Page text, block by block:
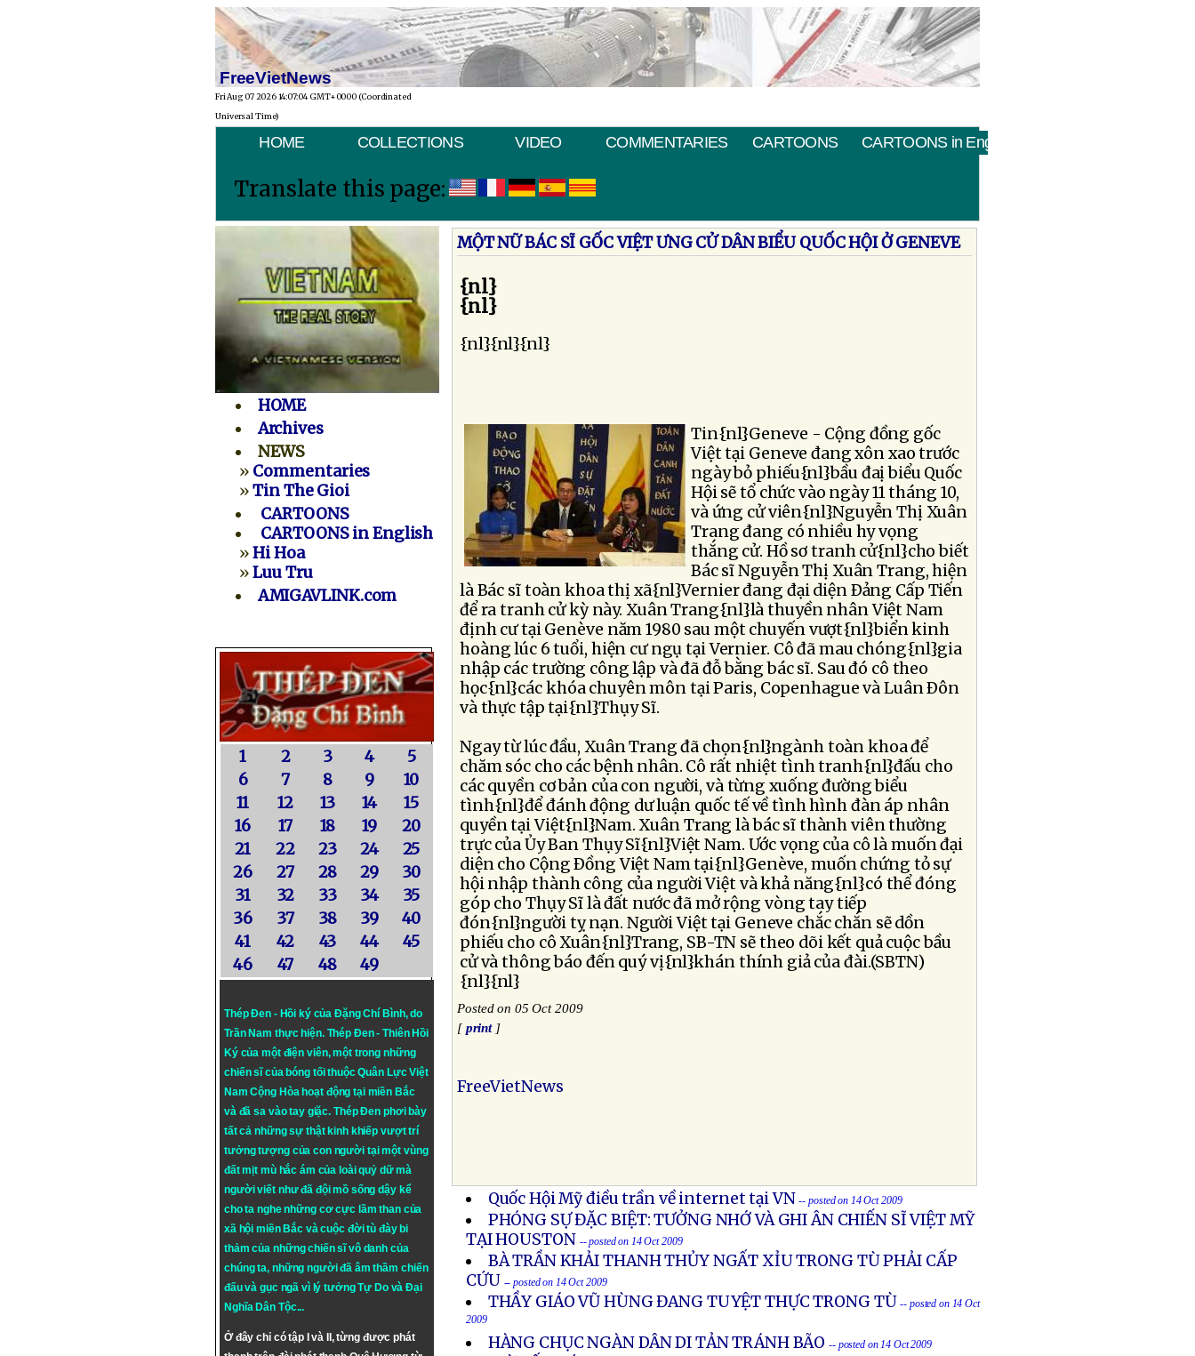
FreeVietNews
Fri Aug 07 2026 14:07:04 GMT+0000 (Coordinated
Universal Time)
HOME COLLECTIONS VIDEO COMMENTARIES CARTOONS CARTOONS in English
Translate this page:
HOME
Archives
NEWS
» Commentaries
»Tin The Gioi
CARTOONS
CARTOONS in English
»Hi Hoa
»Luu Tru
AMIGAVLINK.com
1 2 3 4
5
6
7 8 9
10
11
12 13 14
15
16
17 18 19
20
21
22 23 24
25
26
27 28 29
30
31
32 33 34
35
36
37 38 39
40
41
42 43 44
45
46
47 48 49
Thép Đen - Hồi ký của Đặng Chí Bình, do
Trần Nam thực hiện. Thép Đen- Thiên Hồi
Ký của một điện viên, một trong những
chiến sĩ của bóng tối thuộc Quân Lực Việt
Nam Cộng Hòa hoạt động tại miền Bắc
và đã sa vào tay giặc. Thép Đen phơi bày
tất cả những sự thật kinh khiếp vượt trí
tưởng tượng của con người tại một vùng
đất mịt mù hắc ám của loài quỷ dữ mà
người viết như đã đội mồ sống dậy kể
cho ta nghe những cơ cực lầm than của
xã hội miền Bắc và cuộc đời tù đày bi
thảm của những chiến sĩ vô danh của
chúng ta, những người đã âm thầm chiến
đấu và gục ngã vì lý tưởngTự DovàĐại
Nghĩa Dân Tộc...
Ở đây chỉ có tập I và II, từng được phát
MỘT NỮ BÁC SĨ GỐC VIỆT ƯNG CỬ DÂN BIỂU QUỐC HỘI Ở GENEVE
{nl}
{nl}
{nl}{nl}{nl}
Tin{nl}Geneve - Cộng đồng gốc
Việt tại Geneve đang xôn xao trước
ngày bỏ phiếu{nl}bầu đaị biểu Quốc
Hội sẽ tổ chức vào ngày 11 tháng 10,
và ứng cử viên{nl}Nguyễn Thị Xuân
Trang đang có nhiều hy vọng
thắng cử. Hồ sơ tranh cử{nl}cho biết
Bác sĩ Nguyễn Thị Xuân Trang, hiện
là Bác sĩ toàn khoa thị xã{nl}Vernier đang đại diện Ðảng Cấp Tiến
để ra tranh cử kỳ này. Xuân Trang{nl}là thuyền nhân Việt Nam
định cư tại Genève năm 1980 sau một chuyến vượt{nl}biển kinh
hoàng lúc 6 tuổi, hiện cư ngụ tại Vernier. Cô đã mau chóng{nl}gia
nhập các trường công lập và đã đỗ bằng bác sĩ. Sau đó cô theo
học{nl}các khóa chuyên môn tại Paris, Copenhague và Luân Ðôn
và thực tập tại{nl}Thụy Sĩ.
Ngay từ lúc đầu, Xuân Trang đã chọn{nl}ngành toàn khoa để
chăm sóc cho các bệnh nhân. Cô rất nhiệt tình tranh{nl}đấu cho
các quyền cơ bản của con người, và từng xuống đường biểu
tình{nl}để đánh động dư luận quốc tế về tình hình đàn áp nhân
quyền tại Việt{nl}Nam. Xuân Trang là bác sĩ thành viên thường
trực của Ủy Ban Thụy Sĩ{nl}Việt Nam. Ước vọng của cô là muốn đại
diện cho Cộng Ðồng Việt Nam tại{nl}Genève, muốn chứng tỏ sự
hội nhập thành công của người Việt và khả năng{nl}có thể đóng
góp cho Thụy Sĩ là đất nước đã mở rộng vòng tay tiếp
đón{nl}người tỵ nạn. Người Việt tại Geneve chắc chắn sẽ dồn
phiếu cho cô Xuân{nl}Trang, SB-TN sẽ theo dõi kết quả cuộc bầu
cử và thông báo đến quý vị{nl}khán thính giả của đài.(SBTN)
{nl}{nl}
Posted on 05 Oct 2009
[print]
FreeVietNews
Quốc Hội Mỹ điều trần về internet tại VN -- posted on 14 Oct 2009
PHÓNG SỰ ĐẶC BIỆT: TƯỞNG NHỚ VÀ GHI ÂN CHIẾN SĨ VIỆT MỸ
TẠI HOUSTON -- posted on 14 Oct 2009
BÀ TRẦN KHẢI THANH THỦY NGẤT XỈU TRONG TÙ PHẢI CẤP
CỨU -- posted on 14 Oct 2009
THẦY GIÁO VŨ HÙNG ĐANG TUYỆT THỰC TRONG TÙ -- posted on 14 Oct
2009
HÀNG CHỤC NGÀN DÂN DI TẢN TRÁNH BÃO -- posted on 14 Oct 2009